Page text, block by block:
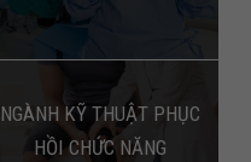
NGÀNH KỸ THUẬT PHỤC
HỒI CHỨC NĂNG